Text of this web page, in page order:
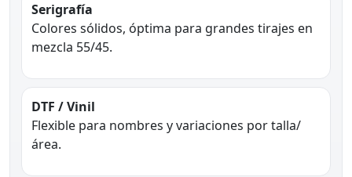
Serigrafía
Colores sólidos, óptima para grandes tirajes en
mezcla 55/45.
DTF / Vinil
Flexible para nombres y variaciones por talla/
área.